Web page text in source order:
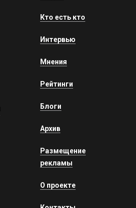
Кто есть кто
Интервью
Мнения
Рейтинги
Блоги
Архив
Размещение
рекламы
О проекте